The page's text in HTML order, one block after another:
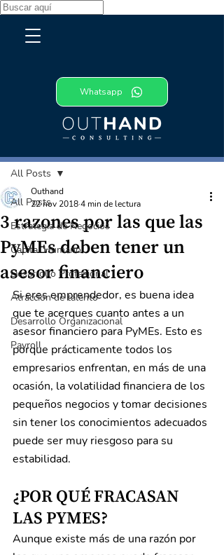
Whatsapp
All Posts
Estrategia de Negocios
Capital Humano
Desarrollo Profesional
Atracción de talento
Desarrollo Organizacional
Payroll
All Posts
3 razones por las que las
PyMEs deben tener un
asesor financiero
Outhand
22 nov 20184 min de lectura
Si eres emprendedor, es buena idea
que te acerques cuanto antes a un
asesor financiero para PyMEs. Esto es
porque prácticamente todos los
empresarios enfrentan, en más de una
ocasión, la volatilidad financiera de los
pequeños negocios y tomar decisiones
sin tener los conocimientos adecuados
puede ser muy riesgoso para su
estabilidad.
¿POR QUÉ FRACASAN
LAS PYMES?
Aunque existe más de una razón por